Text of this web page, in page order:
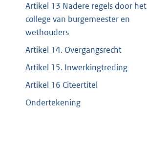
Artikel 13 Nadere regels door het
college van burgemeester en
wethouders
Artikel 14. Overgangsrecht
Artikel 15. Inwerkingtreding
Artikel 16 Citeertitel
Ondertekening